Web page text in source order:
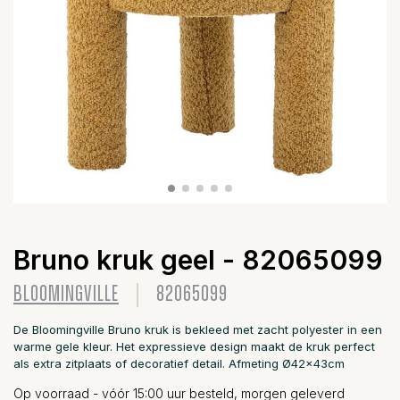
Bruno kruk geel - 82065099
BLOOMINGVILLE 82065099
De Bloomingville Bruno kruk is bekleed met zacht polyester in een
warme gele kleur. Het expressieve design maakt de kruk perfect
als extra zitplaats of decoratief detail. Afmeting Ø42x43cm
Op voorraad - vóór 15:00 uur besteld, morgen geleverd